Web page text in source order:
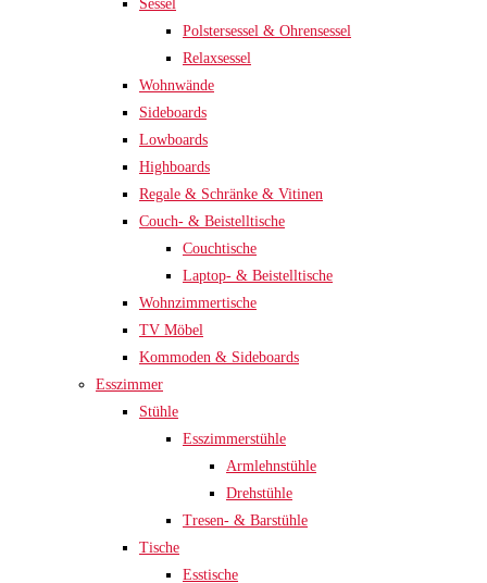
Sessel
Polstersessel & Ohrensessel
Relaxsessel
Wohnwände
Sideboards
Lowboards
Highboards
Regale & Schränke & Vitinen
Couch- & Beistelltische
Couchtische
Laptop- & Beistelltische
Wohnzimmertische
TV Möbel
Kommoden & Sideboards
Esszimmer
Stühle
Esszimmerstühle
Armlehnstühle
Drehstühle
Tresen- & Barstühle
Tische
Esstische